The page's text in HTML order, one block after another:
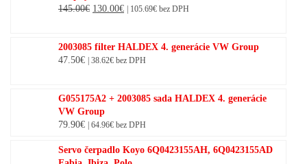
145.00€ Original
145.00€.
130.00€Current
130.00€.
105.69€ bez DPH
2003085 filter HALDEX 4. generácie VW Group
47.50€ 38.62€ bez DPH
G055175A2 + 2003085 sada HALDEX 4. generácie
VW Group
79.90€ 64.96€ bez DPH
Servo čerpadlo Koyo 6Q0423155AH, 6Q0423155AD